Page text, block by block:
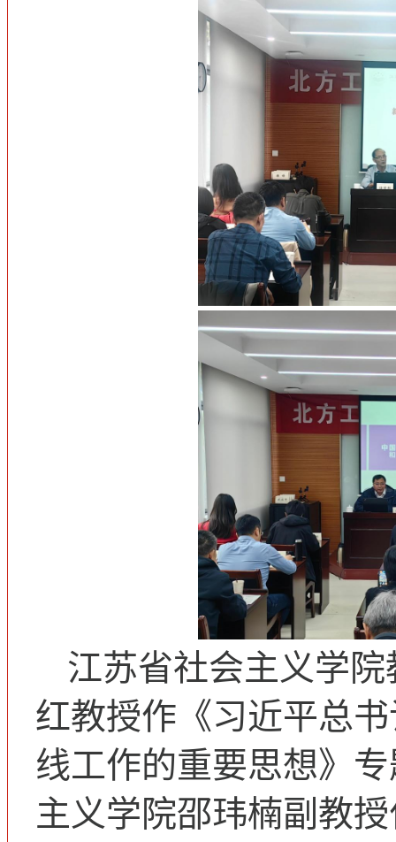
江苏省社会主义学
红教授作《习近平总
线工作的重要思想》
主义学院邵玮楠副教